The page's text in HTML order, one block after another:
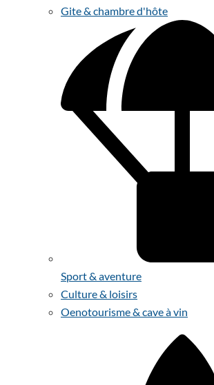
Gite & chambre d'hôte
Sport & aventure
Culture & loisirs
Oenotourisme & cave à vin